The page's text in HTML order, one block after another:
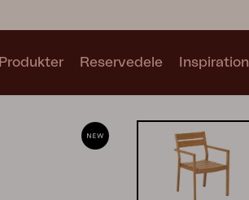
Produkter
Samlinger
Se alle samlinger
Reservedele Inspiration